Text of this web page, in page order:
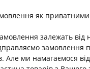
як приватними
залежать від
замовлення
Але ми намагаємося